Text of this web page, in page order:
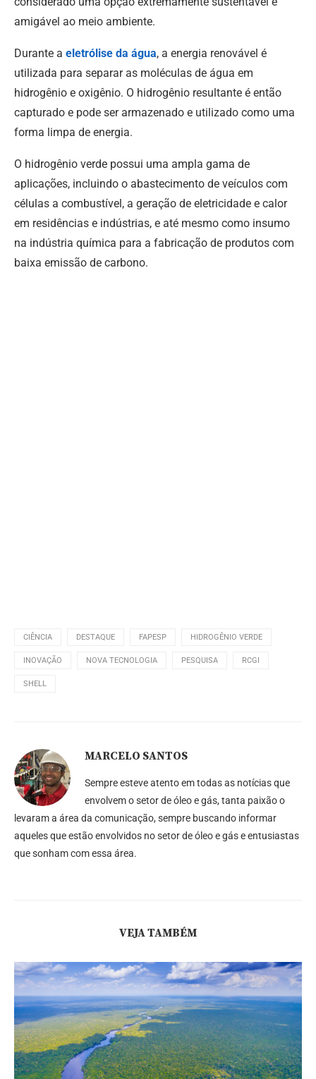
amigável ao meio ambiente.
Durante a eletrólise da água, a energia renovável é
utilizada para separar as moléculas de água em
hidrogênio e oxigênio. O hidrogênio resultante é então
capturado e pode ser armazenado e utilizado como uma
forma limpa de energia.
O hidrogênio verde possui uma ampla gama de
aplicações, incluindo o abastecimento de veículos com
células a combustível, a geração de eletricidade e calor
em residências e indústrias, e até mesmo como insumo
na indústria química para a fabricação de produtos com
baixa emissão de carbono.
CIÊNCIA DESTAQUE FAPESP HIDROGÊNIO VERDE
INOVAÇÃO NOVA TECNOLOGIA PESQUISA RCGI
SHELL
MARCELO SANTOS
Sempre esteve atento em todas as notícias que
envolvem o setor de óleo e gás, tanta paixão o
levaram a área da comunicação, sempre buscando informar
aqueles que estão envolvidos no setor de óleo e gás e entusiastas
que sonham com essa área.
VEJA TAMBÉM